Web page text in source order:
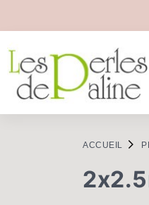
ACCUEIL